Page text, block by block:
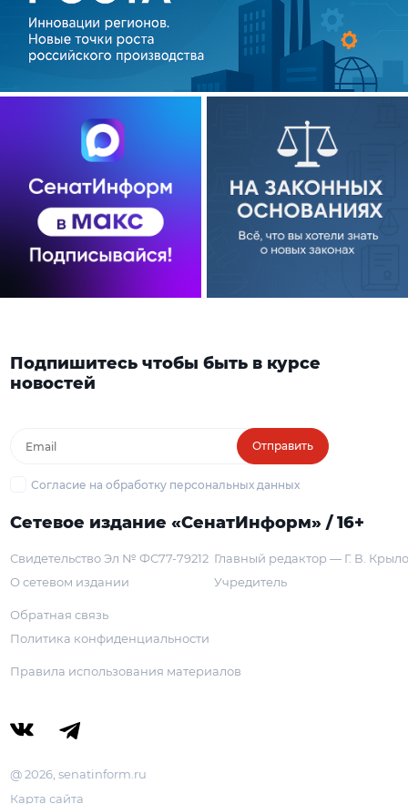
Подпишитесь чтобы быть в курсе
новостей
Отправить
Согласие на обработку персональных данных
Сетевое издание «СенатИнформ» / 16+
Свидетельство Эл № ФС77-79212
О сетевом издании
Главный редактор — Г. В.
Учредитель
Обратная связь
Политика конфиденциальности
Правила использования материалов
@ 2026, senatinform.ru
Карта сайта